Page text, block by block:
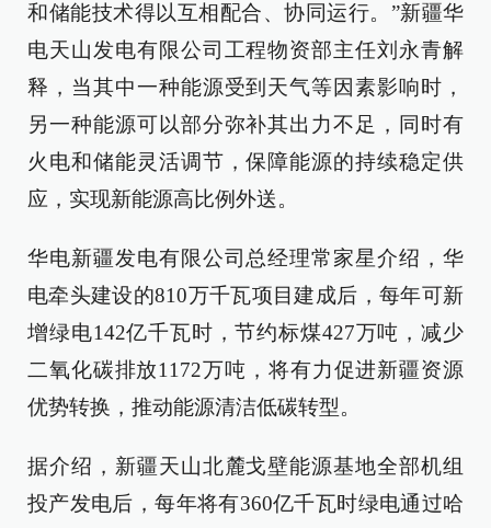
和储能技术得以互相配合、协同运行。”新疆华
电天山发电有限公司工程物资部主任刘永青解
释，当其中一种能源受到天气等因素影响时，
另一种能源可以部分弥补其出力不足，同时有
火电和储能灵活调节，保障能源的持续稳定供
应，实现新能源高比例外送。
华电新疆发电有限公司总经理常家星介绍，华
电牵头建设的810万千瓦项目建成后，每年可新
增绿电142亿千瓦时，节约标煤427万吨，减少
二氧化碳排放1172万吨，将有力促进新疆资源
优势转换，推动能源清洁低碳转型。
据介绍，新疆天山北麓戈壁能源基地全部机组
投产发电后，每年将有360亿千瓦时绿电通过哈